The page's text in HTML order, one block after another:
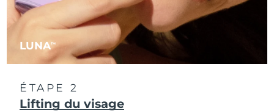
LUNATM
ÉTAPE 2
Lifting du visage
Oman Livraison estimée8/11/26
Livraison estimée
Pologne Livraison estimée8/9/26
Portugal